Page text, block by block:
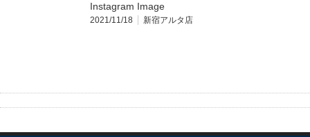
Instagram Image
2021/11/18 新宿アルタ店